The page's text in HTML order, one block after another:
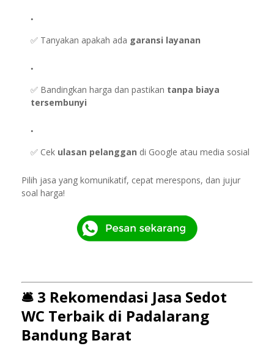
✅ Tanyakan apakah ada garansi layanan
✅ Bandingkan harga dan pastikan tanpa biaya
tersembunyi
✅ Cek ulasan pelanggan di Google atau media sosial
Pilih jasa yang komunikatif, cepat merespons, dan jujur
soal harga!
🛎️ 3 Rekomendasi Jasa Sedot
WC Terbaik di Padalarang
Bandung Barat